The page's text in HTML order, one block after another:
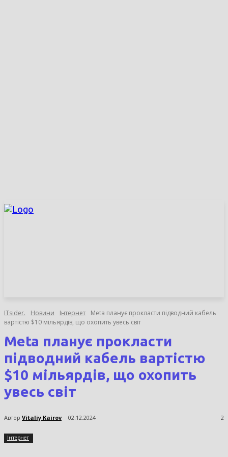
ITsider. Новини Інтернет
Meta планує прокласти підводний кабель
вартістю $10 мільярдів, що охопить увесь світ
Meta планує прокласти
підводний кабель вартістю
$10 мільярдів, що охопить
увесь світ
Автор Vitaliy Kairov 02.12.2024 2
Інтернет